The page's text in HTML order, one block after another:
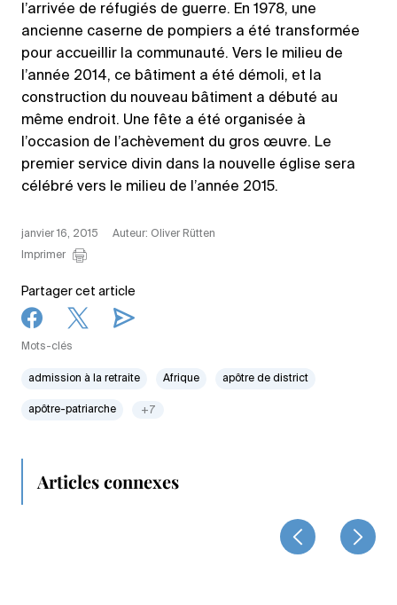
l’arrivée de réfugiés de guerre. En 1978, une
ancienne caserne de pompiers a été transformée
pour accueillir la communauté. Vers le milieu de
l’année 2014, ce bâtiment a été démoli, et la
construction du nouveau bâtiment a débuté au
même endroit. Une fête a été organisée à
l’occasion de l’achèvement du gros œuvre. Le
premier service divin dans la nouvelle église sera
célébré vers le milieu de l’année 2015.
janvier 16, 2015
Auteur: Oliver Rütten
Imprimer
Partager cet article
Mots-clés
admission à la retraite Afrique apôtre de district
apôtre-patriarche +7
Articles connexes